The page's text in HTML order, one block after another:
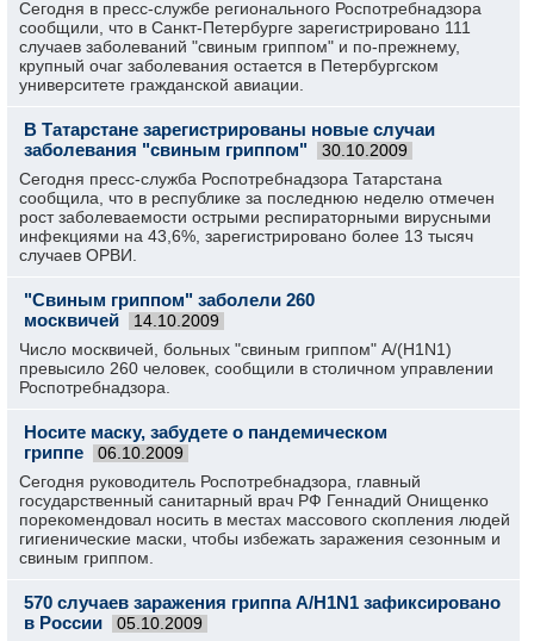
Сегодня в пресс-службе регионального Роспотребнадзора
сообщили, что в Санкт-Петербурге зарегистрировано 111
случаев заболеваний "свиным гриппом" и по-прежнему,
крупный очаг заболевания остается в Петербургском
университете гражданской авиации.
В Татарстане зарегистрированы новые случаи
заболевания "свиным гриппом"
30.10.2009
Сегодня пресс-служба Роспотребнадзора Татарстана
сообщила, что в республике за последнюю неделю отмечен
рост заболеваемости острыми респираторными вирусными
инфекциями на 43,6%, зарегистрировано более 13 тысяч
случаев ОРВИ.
"Свиным гриппом" заболели 260
москвичей
14.10.2009
Число москвичей, больных "свиным гриппом" А/(Н1N1)
превысило 260 человек, сообщили в столичном управлении
Роспотребнадзора.
Носите маску, забудете о пандемическом
гриппе
06.10.2009
Сегодня руководитель Роспотребнадзора, главный
государственный санитарный врач РФ Геннадий Онищенко
порекомендовал носить в местах массового скопления людей
гигиенические маски, чтобы избежать заражения сезонным и
свиным гриппом.
570 случаев заражения гриппа A/H1N1 зафиксировано
в России
05.10.2009